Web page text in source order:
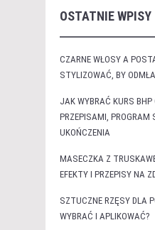
OSTATNIE WPISY
CZARNE WŁOSY A
STYLIZOWAĆ, BY
JAK WYBRAĆ KURS
PRZEPISAMI, PROGRAM
UKOŃCZENIA
MASECZKA Z
EFEKTY I PRZEPISY NA
SZTUCZNE RZĘSY DLA
WYBRAĆ I APLIKOWAĆ?